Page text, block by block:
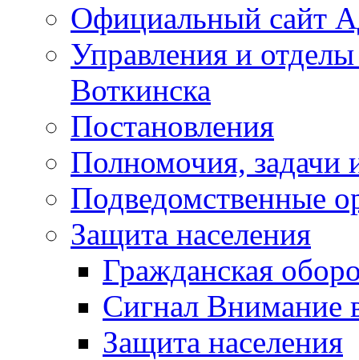
Официальный сайт
Управления и
Воткинска
Постановления
Полномочия, задачи
Подведомственные
Защита населения
Гражданская
Сигнал Внимание
Защита населения